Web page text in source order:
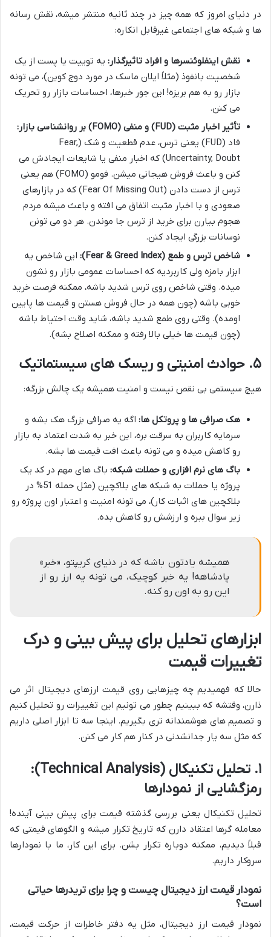
در دنیای امروز که همه چیز در چند ثانیه منتشر میشه، نقش رسانه
ها و شبکه های اجتماعی غیرقابل انکاره:
نقش اینفلوئنسرها و افراد تاثیرگذار: یه توییت یا پست از یک
شخصیت بانفوذ (مثلاً ایلان ماسک در مورد دوج کوین)، می تونه
بازار رو به هم بریزه! این جور خبرها، احساسات بازار رو تحریک
می کنن.
تأثیر اخبار مثبت (FUD) و منفی (FOMO) بر روانشناسی بازار:
فاد (FUD) یعنی ترس، عدم قطعیت و شک (Fear,
Uncertainty, Doubt) که اخبار منفی یا شایعات ایجادش می
کنن و باعث فروش هیجانی میشن. فومو (FOMO) هم یعنی
ترس از دست دادن (Fear Of Missing Out) که در بازارهای
صعودی و با اخبار مثبت اتفاق می افته و باعث میشه مردم
هجوم بیارن برای خرید از ترس جا موندن. هر دو می تونن
نوسانات بزرگی ایجاد کنن.
شاخص ترس و طمع (Fear & Greed Index):
این شاخص یه
ابزار بامزه ولی کاربردیه که احساسات عمومی بازار رو نشون
میده. وقتی شاخص روی ترس شدید باشه، ممکنه فرصت خرید
خوبی باشه (چون همه در حال فروش هستن و قیمت ها پایین
اومده). وقتی روی طمع شدید باشه، شاید وقت احتیاط باشه
(چون قیمت ها خیلی بالا رفته و ممکنه اصلاح بشه).
۵. حوادث امنیتی و ریسک های سیستماتیک
هیچ سیستمی بی نقص نیست و امنیت همیشه یک چالش بزرگه:
هک صرافی ها و پروتکل ها: اگه یه صرافی بزرگ هک بشه و
سرمایه کاربران به سرقت بره، این خبر به شدت اعتماد به بازار
رو کاهش میده و می تونه باعث افت قیمت ها بشه.
باگ های نرم افزاری و حملات شبکه: باگ های مهم در کد یک
پروژه یا حملات به شبکه های بلاکچین (مثل حمله 51% در
بلاکچین های اثبات کار)، می تونه امنیت و اعتبار اون پروژه رو
زیر سوال ببره و ارزشش رو کاهش بده.
همیشه یادتون باشه که در دنیای کریپتو، «خبر»
پادشاهه! یه خبر کوچیک، می تونه یه ارز رو از
این رو به اون رو کنه.
ابزارهای تحلیل برای پیش بینی و درک
تغییرات قیمت
حالا که فهمیدیم چه چیزهایی روی قیمت ارزهای دیجیتال اثر می
ذارن، وقتشه که ببینیم چطور می تونیم این تغییرات رو تحلیل کنیم
و تصمیم های هوشمندانه تری بگیریم. اینجا سه تا ابزار اصلی داریم
که مثل سه یار جدانشدنی در کنار هم کار می کنن.
۱. تحلیل تکنیکال (Technical Analysis):
رمزگشایی از نمودارها
تحلیل تکنیکال یعنی بررسی گذشته قیمت برای پیش بینی آینده!
معامله گرها اعتقاد دارن که تاریخ تکرار میشه و الگوهای قیمتی که
قبلاً دیدیم، ممکنه دوباره تکرار بشن. برای این کار، ما با نمودارها
سروکار داریم.
نمودار قیمت ارز دیجیتال چیست و چرا برای تریدرها حیاتی
است؟
نمودار قیمت ارز دیجیتال، مثل یه دفتر خاطرات از حرکت قیمت،